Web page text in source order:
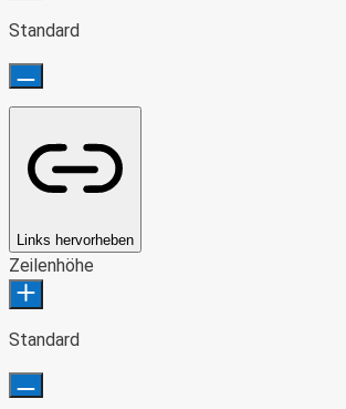
Standard
Links hervorheben
Zeilenhöhe
Standard